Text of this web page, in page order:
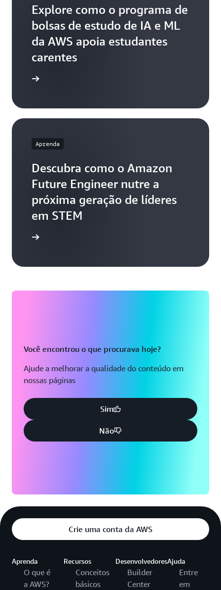
Detalhamento e aplicabilidade dos serviços da
AWS dentro do escopo do projeto
Viabilidade do plano de sustentabilidade
proposto
disposição para responder a pesquisas de
Explore como o programa de
bolsas de estudo de IA e ML
da AWS apoia estudantes
carentes
Aprenda
Descubra como o Amazon
Future Engineer nutre a
próxima geração de líderes
em STEM
Você encontrou o que procurava hoje?
Ajude a melhorar a qualidade do conteúdo em
nossas páginas
Sim
Não
Crie uma conta da AWS
Aprenda
O que é
a AWS?
Recursos
Conceitos
básicos
Desenvolvedores
Builder
Center
Ajuda
Entre
em